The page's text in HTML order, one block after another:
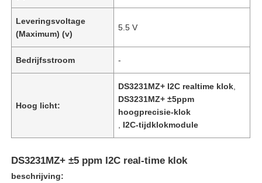
Leveringsvoltage
(Maximum) (v)
5.5 V
Bedrijfsstroom -
Hoog licht:
DS3231MZ+ I2C realtime klok
DS3231MZ+ ±5ppm
hoogprecisie-klok
I2C-tijdklokmodule
DS3231MZ+ ±5 ppm I2C real-time klok
beschrijving: